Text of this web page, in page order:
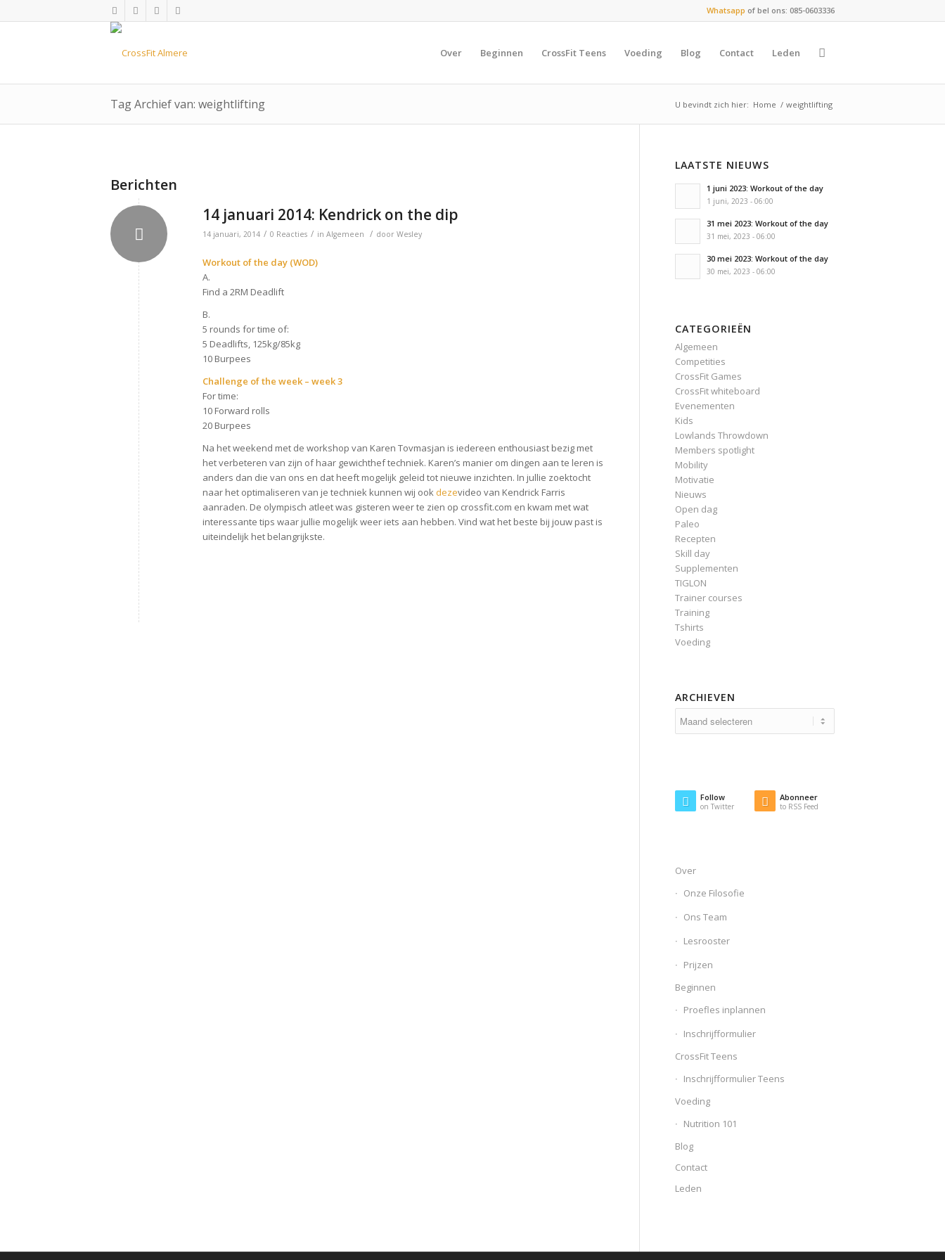
Whatsapp of bel ons: 085-0603336
Over Beginnen CrossFit Teens Voeding Blog Contact Leden
Tag Archief van: weightlifting U bevindt zich hier: Home / weightlifting
Berichten
14 januari 2014: Kendrick on the dip
14 januari, 2014 / 0 Reacties / in Algemeen / door Wesley
Workout of the day (WOD)
A.
Find a 2RM Deadlift
B.
5 rounds for time of:
5 Deadlifts, 125kg/85kg
10 Burpees
Challenge of the week – week 3
For time:
10 Forward rolls
20 Burpees
Na het weekend met de workshop van Karen Tovmasjan is iedereen enthousiast bezig met
het verbeteren van zijn of haar gewichthef techniek. Karen’s manier om dingen aan te leren is
anders dan die van ons en dat heeft mogelijk geleid tot nieuwe inzichten. In jullie zoektocht
naar het optimaliseren van je techniek kunnen wij ookdezevideo van Kendrick Farris
aanraden. De olympisch atleet was gisteren weer te zien op crossfit.com en kwam met wat
interessante tips waar jullie mogelijk weer iets aan hebben. Vind wat het beste bij jouw past is
uiteindelijk het belangrijkste.
LAATSTE NIEUWS
1 juni 2023: Workout of the day
1 juni, 2023 - 06:00
31 mei 2023: Workout of the day
31 mei, 2023 - 06:00
30 mei 2023: Workout of the day
30 mei, 2023 - 06:00
CATEGORIEËN
Algemeen
Competities
CrossFit Games
CrossFit whiteboard
Evenementen
Kids
Lowlands Throwdown
Members spotlight
Mobility
Motivatie
Nieuws
Open dag
Paleo
Recepten
Skill day
Supplementen
TIGLON
Trainer courses
Training
Tshirts
Voeding
ARCHIEVEN
Follow
on Twitter
Abonneer
to RSS Feed
Over
Onze Filosofie
Ons Team
Lesrooster
Prijzen
Beginnen
Proefles inplannen
Inschrijfformulier
CrossFit Teens
Inschrijfformulier Teens
Voeding
Nutrition 101
Blog
Contact
Leden